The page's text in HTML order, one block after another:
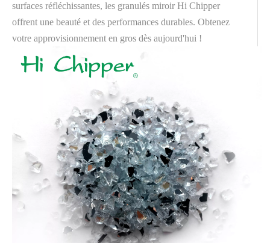
surfaces réfléchissantes, les granulés miroir Hi Chipper
offrent une beauté et des performances durables. Obtenez
votre approvisionnement en gros dès aujourd'hui !